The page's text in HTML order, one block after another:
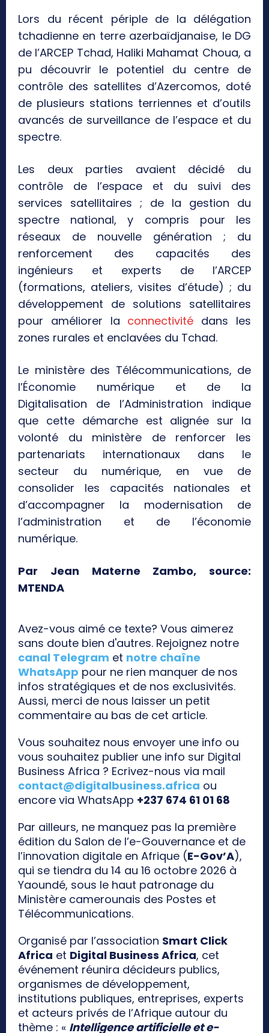
Lors du récent périple de la délégation
tchadienne en terre azerbaïdjanaise, le DG
de l’ARCEP Tchad, Haliki Mahamat Choua, a
pu découvrir le potentiel du centre de
contrôle des satellites d’Azercomos, doté
de plusieurs stations terriennes et d’outils
avancés de surveillance de l’espace et du
spectre.
Les deux parties avaient décidé du
contrôle de l’espace et du suivi des
services satellitaires ; de la gestion du
spectre national, y compris pour les
réseaux de nouvelle génération ; du
renforcement des capacités des
ingénieurs et experts de l’ARCEP
(formations, ateliers, visites d’étude) ; du
développement de solutions satellitaires
pour améliorer la connectivité dans les
zones rurales et enclavées du Tchad.
Le ministère des Télécommunications, de
l’Économie numérique et de la
Digitalisation de l’Administration indique
que cette démarche est alignée sur la
volonté du ministère de renforcer les
partenariats internationaux dans le
secteur du numérique, en vue de
consolider les capacités nationales et
d’accompagner la modernisation de
l’administration et de l’économie
numérique.
Par Jean Materne Zambo, source:
MTENDA
Avez-vous aimé ce texte? Vous aimerez
sans doute bien d'autres. Rejoignez notre
canal Telegram et notre chaîne
WhatsApp pour ne rien manquer de nos
infos stratégiques et de nos exclusivités.
Aussi, merci de nous laisser un petit
commentaire au bas de cet article.
Vous souhaitez nous envoyer une info ou
vous souhaitez publier une info sur Digital
Business Africa ? Ecrivez-nous via mail
contact@digitalbusiness.africa ou
encore via WhatsApp +237 674 61 01 68
Par ailleurs, ne manquez pas la première
édition du Salon de l’e-Gouvernance et de
l’innovation digitale en Afrique (E-Gov’A),
qui se tiendra du 14 au 16 octobre 2026 à
Yaoundé, sous le haut patronage du
Ministère camerounais des Postes et
Télécommunications.
Organisé par l’association Smart Click
Africa et Digital Business Africa, cet
événement réunira décideurs publics,
organismes de développement,
institutions publiques, entreprises, experts
et acteurs privés de l’Afrique autour du
thème : « Intelligence artificielle et e-